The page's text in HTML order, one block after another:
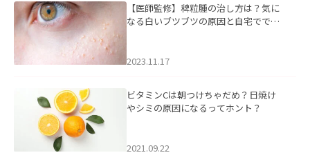
【医師監修】稗粒腫の治し方は？気に
なる白いブツブツの原因と自宅ででき
2023.11.17
ビタミンCは朝つけちゃだめ？日焼け
やシミの原因になるってホント？
2021.09.22